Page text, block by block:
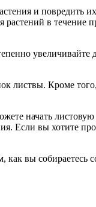
и повредить
в течение
увеличивайте
листвы. Кроме
начать
Если вы хотите
вы собираетесь